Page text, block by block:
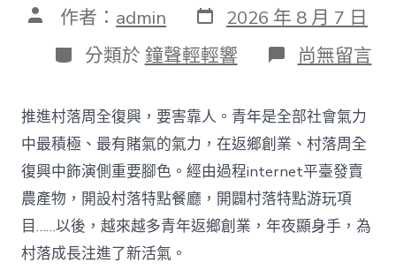
文 作者： admin 發
表
日
期
2026 年 8 月 7 日
分
類
分類於 鐘聲輕輕響 在
〈為
落
財
產
復
興
注
進
人
尚無留言
推進村落周全復興，要害靠人。青年是全部社會氣力
中最積極、最有賭氣的氣力，在返鄉創業、村落周全
復興中飾演側重要腳色。經由過程internet平臺發賣
農產物，開設村落特點餐廳，開闢村落特點游玩項
目……以後，越來越多青年返鄉創業，年夜顯身手，為
村落成長注進了新活氣。